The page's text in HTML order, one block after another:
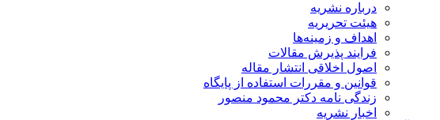
درباره نشریه
هیئت تحریریه
اهداف و زمینه‌ها
فرایند پذیرش مقالات
اصول اخلاقی انتشار مقاله
قوانین و مقررات استفاده از پایگاه
زندگی نامه دکتر محمود منصور
اخبار نشریه